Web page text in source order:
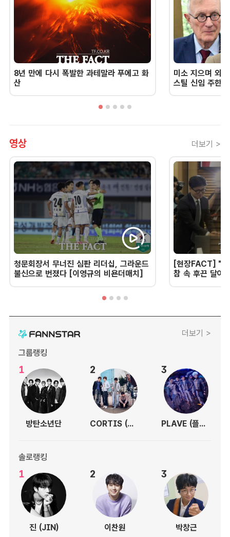
8년 만에 다시 폭발한 과테말라 푸에고 화
산
미소 지으며 외
스틸 신임 주한
영상 더보기 >
청문회장서 무너진 심판 리더십, 그라운드
불신으로 번졌다 [이영규의 비욘더매치]
[현장FACT] "한
참 속 후끈 달아
더보기 >
그룹랭킹
1
방탄소년단
2
CORTIS (코르티스)
3
PLAVE (플레이브)
솔로랭킹
1
진 (JIN)
2
이찬원
3
박창근